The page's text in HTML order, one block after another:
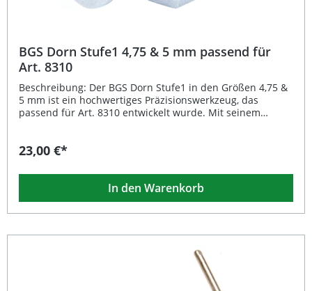
BGS Dorn Stufe1 4,75 & 5 mm passend für
Art. 8310
Beschreibung: Der BGS Dorn Stufe1 in den Größen 4,75 &
5 mm ist ein hochwertiges Präzisionswerkzeug, das
passend für Art. 8310 entwickelt wurde. Mit seinem
vielfältigen Anwendungen in Werkstatt und Industrie.
angenehm in der Hand und erlaubt eine präzise
Kraftübertragung, ohne das Werkstück zu beschädigen.
Passend für BGS Art. 8310 Exakte Größen: 4,75 mm & 5
mm Hohe Präzision für professionelle Anwendungen
Gewicht von nur 16 g Lieferumfang: 1 × Dorn Stufe1 4,75 &
23,00 €*
In den Warenkorb